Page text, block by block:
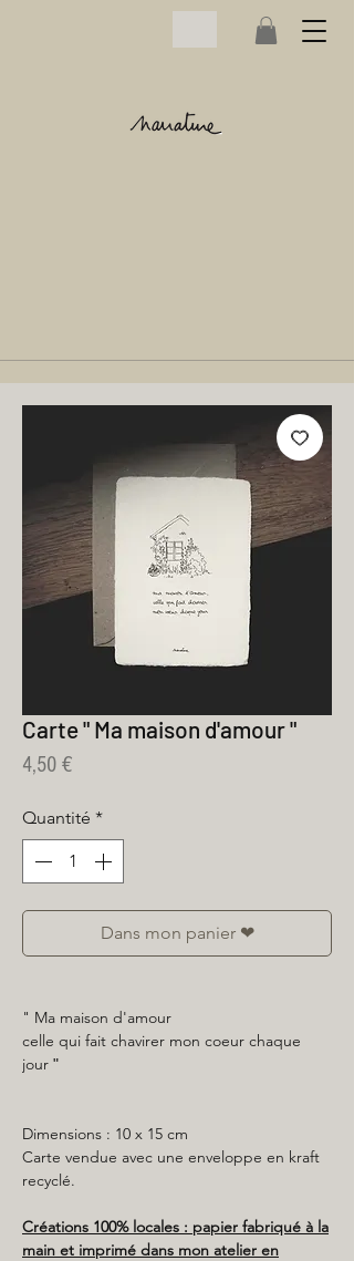
Carte " Ma maison d'amour "
4,50 €Prix
Quantité *
Dans mon panier ❤
" Ma maison d'amour
celle qui fait chavirer mon coeur chaque
jour "
Dimensions : 10 x 15 cm
Carte vendue avec une enveloppe en kraft
recyclé.
Créations 100% locales : papier fabriqué à la
main et imprimé dans mon atelier en